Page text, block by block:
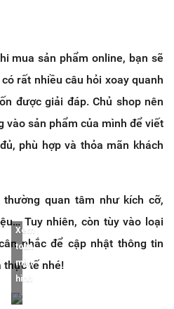
mua sản phẩm online, bạn sẽ
rất nhiều câu hỏi xoay quanh
được giải đáp. Chủ shop nên
vào sản phẩm của mình để viết
phù hợp và thỏa mãn khách
quan tâm như kích cỡ,
Tuy nhiên, còn tùy vào loại
nhắc để cập nhật thông tin
thực tế nhé!
Xem
toàn
màn
hình